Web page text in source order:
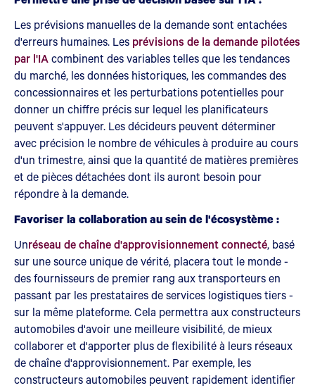
Les prévisions manuelles de la demande sont entachées
d'erreurs humaines. Les prévisions de la demande pilotées
par l'IA combinent des variables telles que les tendances
du marché, les données historiques, les commandes des
concessionnaires et les perturbations potentielles pour
donner un chiffre précis sur lequel les planificateurs
peuvent s'appuyer. Les décideurs peuvent déterminer
avec précision le nombre de véhicules à produire au cours
d'un trimestre, ainsi que la quantité de matières premières
et de pièces détachées dont ils auront besoin pour
répondre à la demande.
Favoriser la collaboration au sein de l'écosystème :
Unréseau de chaîne d'approvisionnement connecté, basé
sur une source unique de vérité, placera tout le monde -
des fournisseurs de premier rang aux transporteurs en
passant par les prestataires de services logistiques tiers -
sur la même plateforme. Cela permettra aux constructeurs
automobiles d'avoir une meilleure visibilité, de mieux
collaborer et d'apporter plus de flexibilité à leurs réseaux
de chaîne d'approvisionnement. Par exemple, les
constructeurs automobiles peuvent rapidement identifier